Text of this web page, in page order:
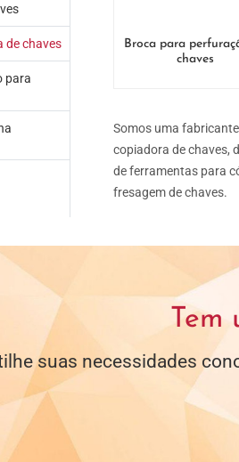
Broca para
chaves
Somos uma
copiadora de chaves,
de ferramentas para
fresagem de chaves.
de chaves
para
Tem
suas necessidades